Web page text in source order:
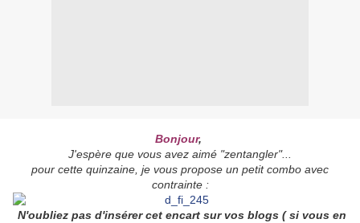
Bonjour,
J'espère que vous avez aimé "zentangler"...
pour cette quinzaine, je vous propose un petit combo avec
contrainte :
N'oubliez pas d'insérer cet encart sur vos blogs ( si vous en